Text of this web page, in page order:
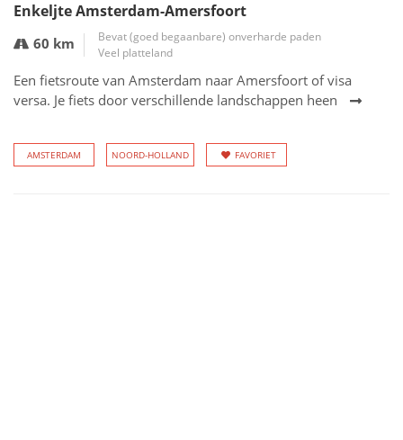
Enkeljte Amsterdam-Amersfoort
60 km
Bevat (goed begaanbare) onverharde paden
Veel platteland
Een fietsroute van Amsterdam naar Amersfoort of visa
versa. Je fiets door verschillende landschappen heen
AMSTERDAM NOORD-HOLLAND FAVORIET